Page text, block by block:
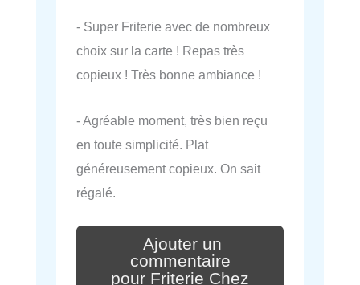
- Super Friterie avec de nombreux
choix sur la carte ! Repas très
copieux ! Très bonne ambiance !
- Agréable moment, très bien reçu
en toute simplicité. Plat
généreusement copieux. On sait
régalé.
Ajouter un
commentaire
pour Friterie Chez